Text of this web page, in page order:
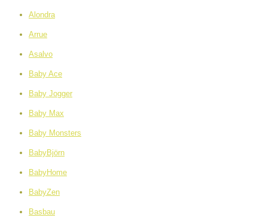
Alondra
Arrue
Asalvo
Baby Ace
Baby Jogger
Baby Max
Baby Monsters
BabyBjörn
BabyHome
BabyZen
Basbau